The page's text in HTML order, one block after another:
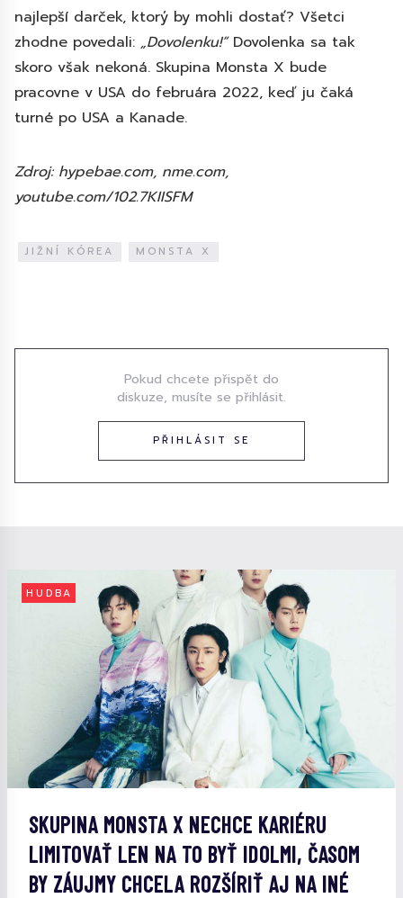
najlepší darček, ktorý by mohli dostať? Všetci
zhodne povedali: „Dovolenku!“Dovolenka sa tak
skoro však nekoná. Skupina Monsta X bude
pracovne v USA do februára 2022, keď ju čaká
turné po USA a Kanade.
Zdroj: hypebae.com, nme.com,
youtube.com/102.7KIISFM
JIŽNÍ KÓREA MONSTA X
Pokud chcete přispět do
diskuze, musíte se přihlásit.
PŘIHLÁSIT SE
HUDBA
SKUPINA MONSTA X NECHCE KARIÉRU
LIMITOVAŤ LEN NA TO BYŤ IDOLMI, ČASOM
BY ZÁUJMY CHCELA ROZŠÍRIŤ AJ NA INÉ